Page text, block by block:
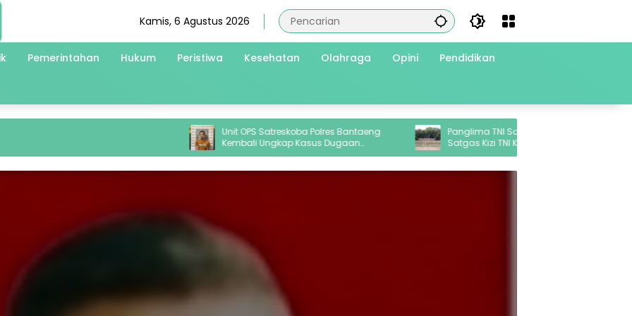
Kamis, 6 Agustus 2026
Pemerintahan Hukum Peristiwa Kesehatan Olahraga Opini Pendidikan
Unit OPS Satreskoba Polres Bantaeng
Kembali Ungkap Kasus Dugaan
Penyalahgunaan Peredaran Narkotika
Panglima TNI Sambut Kepulangan
Satgas Kizi TNI Kontingen Garuda XX-V
MONUSCO